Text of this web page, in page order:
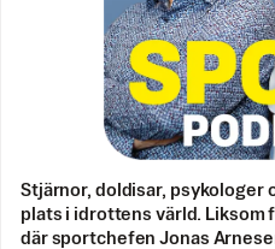
Stjärnor, doldisar, psykologer
plats i idrottens värld. Liksom
där sportchefen Jonas